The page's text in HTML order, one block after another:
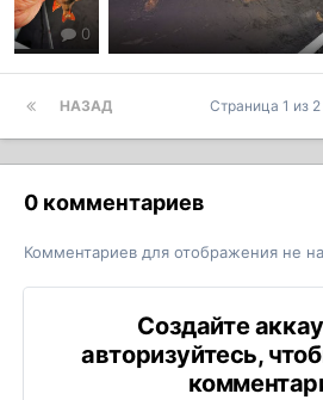
0
НАЗАД Страница 1 из 2
0 комментариев
Комментариев для отображения не
Создайте
авторизуйтесь,